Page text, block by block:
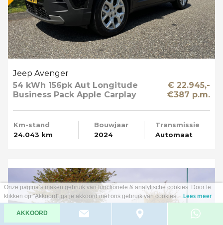
Jeep Avenger
54 kWh 156pk Aut Longitude
Business Pack Apple Carplay
€ 22.945,-
€387 p.m.
Km-stand
24.043 km
Bouwjaar
2024
Transmissie
Automaat
Onze pagina’s maken gebruik van functionele & analytische cookies. Door te
klikken op "Akkoord" ga je akkoord met ons gebruik van cookies.
Lees meer
AKKOORD